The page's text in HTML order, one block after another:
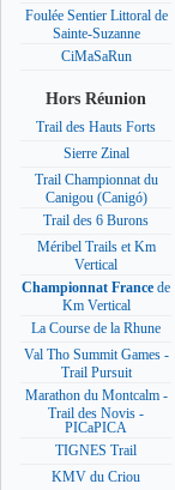
Foulée Sentier Littoral de
Sainte-Suzanne
CiMaSaRun
Hors Réunion
Trail des Hauts Forts
Sierre Zinal
Trail Championnat du
Canigou (Canigó)
Trail des 6 Burons
Méribel Trails et Km
Vertical
Championnat France de
Km Vertical
La Course de la Rhune
Val Tho Summit Games -
Trail Pursuit
Marathon du Montcalm -
Trail des Novis -
PICaPICA
TIGNES Trail
KMV du Criou